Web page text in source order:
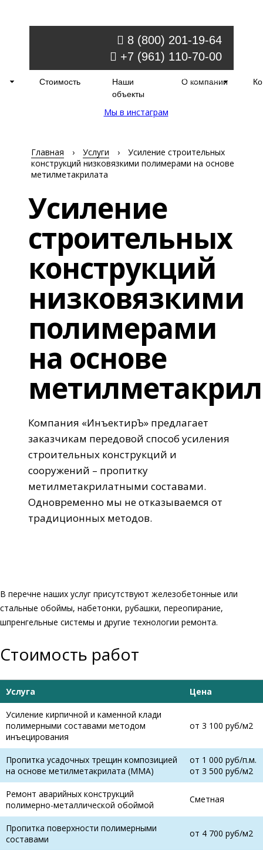
8 (800) 201-19-64
+7 (961) 110-70-00
Обратный звонок
order@injectir.ru
Стоимость
Наши
объекты
О компании
Мы в инстаграм
Главная › Услуги ›
Усиление строительных
конструкций низковязкими полимерами на основе
метилметакрилата
Усиление
строительных
конструкций
низковязкими
полимерами
на основе
Компания «ИнъектирЪ» предлагает
заказчикам передовой способ усиления
строительных конструкций и
сооружений – пропитку
метилметакрилатными составами.
Одновременно мы не отказываемся от
традиционных методов.
В перечне наших услуг присутствуют железобетонные или
стальные обоймы, набетонки, рубашки, переопирание,
шпренгельные системы и другие технологии ремонта.
Стоимость работ
Услуга Цена
Усиление кирпичной и каменной клади
полимерными составами методом
инъецирования
от 3 100 руб/м2
Пропитка усадочных трещин композицией
на основе метилметакрилата (ММА)
от 1 000 руб/п.м.
от 3 500 руб/м2
Ремонт аварийных конструкций
полимерно-металлической обоймой
Сметная
Пропитка поверхности полимерными
составами
от 4 700 руб/м2